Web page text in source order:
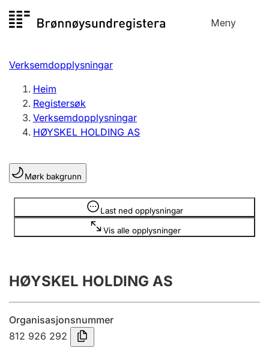
til
Meny
Registersøk
Aksjeselskap
Enkeltpersonføretak
Registrere, endre, slette
Lag og foreining
Registrere, endre, slette
Årsrekneskap
Innsending og forseinkingsgebyr
Tinglysing
Verksemdopplysningar
Heim
Registersøk
Verksemdopplysningar
HØYSKEL HOLDING AS
Mørk bakgrunn
Last ned opplysningar
Vis alle opplysninger
Opplysninger er skjult
HØYSKEL HOLDING AS
Organisasjonsnummer
812 926 292